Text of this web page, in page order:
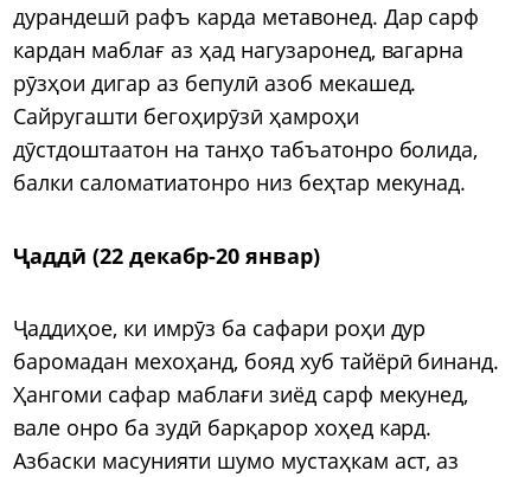
дурандешӣ рафъ карда метавонед. Дар сарф
кардан маблағ аз ҳад нагузаронед, вагарна
рӯзҳои дигар аз бепулӣ азоб мекашед.
Сайругашти бегоҳирӯзӣ ҳамроҳи
дӯстдоштаатон на танҳо табъатонро болида,
балки саломатиатонро низ беҳтар мекунад.
Ҷаддӣ (22 декабр-20 январ)
Ҷаддиҳое, ки имрӯз ба сафари роҳи дур
баромадан мехоҳанд, бояд хуб тайёрӣ бинанд.
Ҳангоми сафар маблағи зиёд сарф мекунед,
вале онро ба зудӣ барқарор хоҳед кард.
Азбаски масунияти шумо мустаҳкам аст, аз